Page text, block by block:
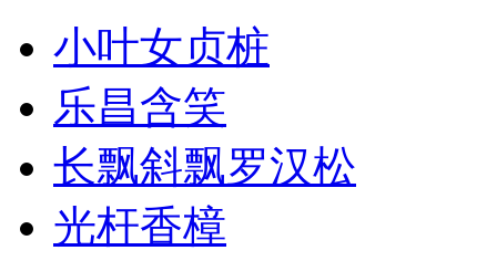
小叶女贞桩
乐昌含笑
长飘斜飘罗汉松
光杆香樟